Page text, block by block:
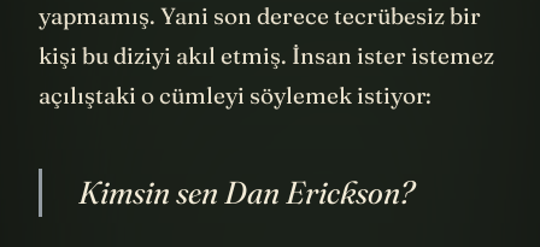
yapmamış. Yani son derece tecrübesiz bir
kişi bu diziyi akıl etmiş. İnsan ister istemez
açılıştaki o cümleyi söylemek istiyor:
Kimsin sen Dan Erickson?